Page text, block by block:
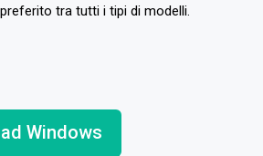
tra tutti i tipi di modelli.
Windows